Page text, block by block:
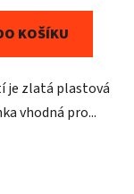
KOŠÍKU
je zlatá plastová
vhodná pro...